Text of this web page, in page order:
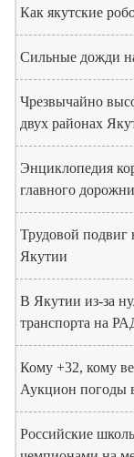
Как якутские
Сильные дожди
Чрезвычайно
двух районах
Энциклопедия
главного
Трудовой подвиг
Якутии
В Якутии из-за
транспорта на
Кому +32, кому
Аукцион погоды
Российские